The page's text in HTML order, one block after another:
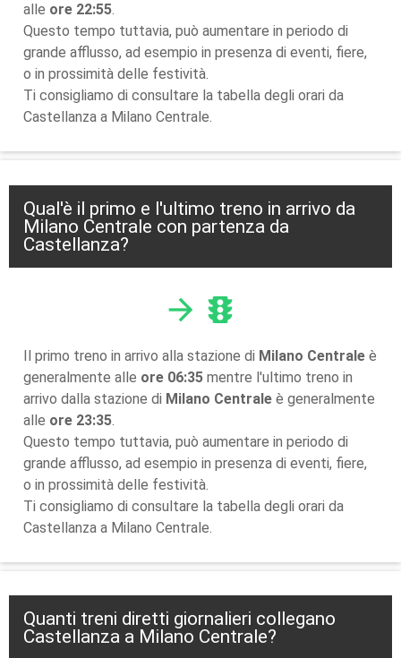
alle ore 22:55.
Questo tempo tuttavia, può aumentare in periodo di
grande afflusso, ad esempio in presenza di eventi, fiere,
o in prossimità delle festività.
Ti consigliamo di consultare la tabella degli orari da
Castellanza a Milano Centrale.
Qual'è il primo e l'ultimo treno in arrivo da
Milano Centrale con partenza da
Castellanza?
arrow_forward traffic
Il primo treno in arrivo alla stazione di Milano Centrale è
generalmente alle ore 06:35 mentre l'ultimo treno in
arrivo dalla stazione di Milano Centrale è generalmente
alle ore 23:35.
Questo tempo tuttavia, può aumentare in periodo di
grande afflusso, ad esempio in presenza di eventi, fiere,
o in prossimità delle festività.
Ti consigliamo di consultare la tabella degli orari da
Castellanza a Milano Centrale.
Quanti treni diretti giornalieri collegano
Castellanza a Milano Centrale?